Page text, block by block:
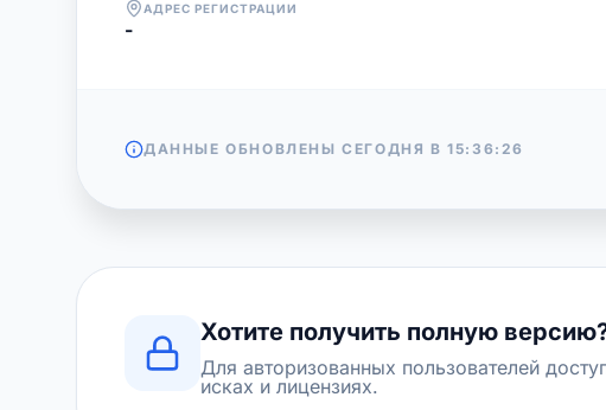
АДРЕС РЕГИСТРАЦИИ
-
ДАННЫЕ ОБНОВЛЕНЫ СЕГОДНЯ В15:36:26
Хотите получить полную
Для авторизованных пользователей
исках и лицензиях.